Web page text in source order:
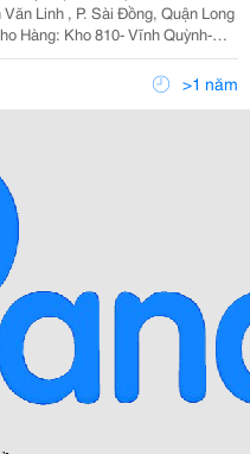
Linh , P. Sài Đồng, Quận Long
>1 năm